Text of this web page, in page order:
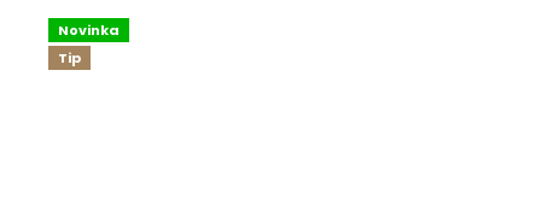
Novinka
Tip